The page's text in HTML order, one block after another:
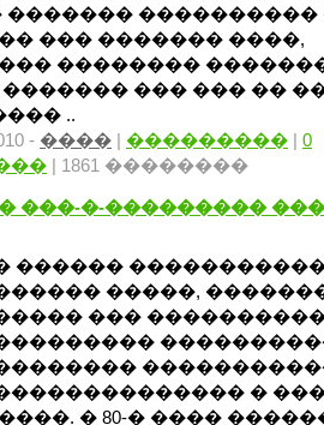
������� ����������
��� ������� ����,
��������
��� ��� ��
..
- ���� | ��������� | 0
| 1861 ��������
���-�-���������
������
�����,
���
�
� 80-� ����